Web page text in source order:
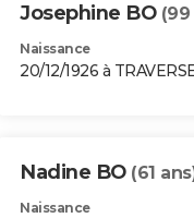
Josephine BO (99
Naissance
20/12/1926 à
Nadine BO (61
Naissance